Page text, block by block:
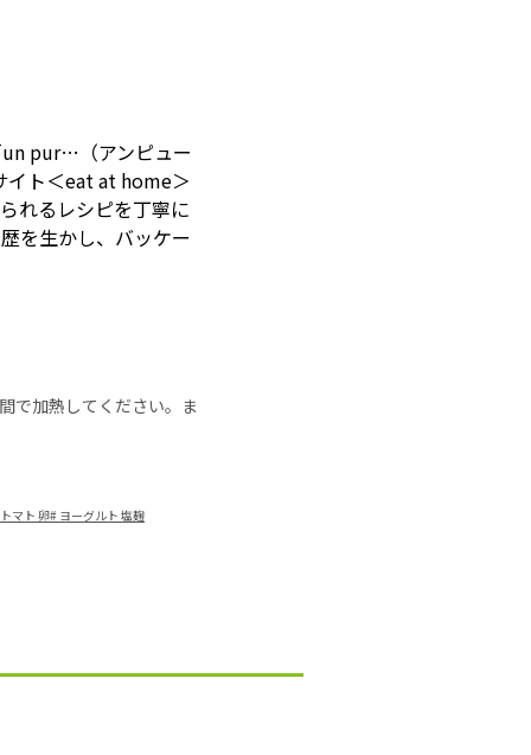
un pur…（アンピュー
イト＜eat at home＞
れるレシピを丁寧に
を生かし、バッケー
で加熱してください。ま
マト 卵# ヨーグルト 塩麹